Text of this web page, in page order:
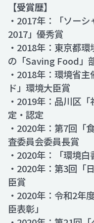
【受賞歴】
・2017年：「ソー
2017」優秀賞
・2018年：東京都環
の「Saving Food」
・2018年：環境省
ド」環境大臣賞
・2019年：品川区
定・認定
・2020年：第7回「
査委員会委員長賞
・2020年：「環境
・2020年：第3回「
臣賞
・2020年：令和2年
臣表彰」